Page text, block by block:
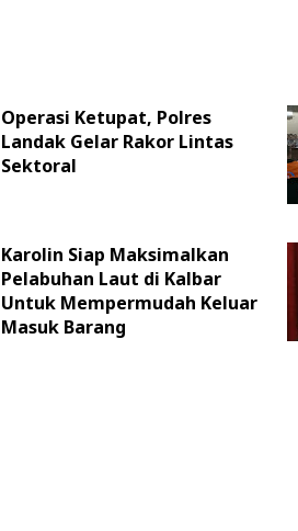
Operasi Ketupat, Polres
Landak Gelar Rakor Lintas
Sektoral
Karolin Siap Maksimalkan
Pelabuhan Laut di Kalbar
Untuk Mempermudah Keluar
Masuk Barang